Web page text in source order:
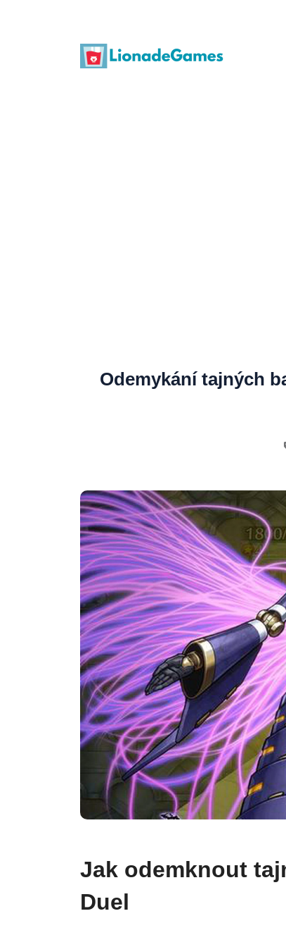
Odemykání tajných
Jak odemknout
Duel